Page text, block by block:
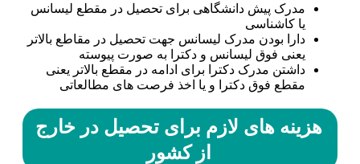
مدرک پیش دانشگاهی برای تحصیل در مقطع لیسانس
یا کاشناسی
دارا بودن مدرک لیسانس جهت تحصیل در مقاطع بالاتر
یعنی فوق لیسانس و دکترا به صورت پیوسته
داشتن مدرک دکترا برای ادامه در مقطع بالاتر یعنی
مقطع فوق دکترا و یا اخذ فرصت های مطالعاتی
هزینه های لازم برای تحصیل در خارج
از کشور